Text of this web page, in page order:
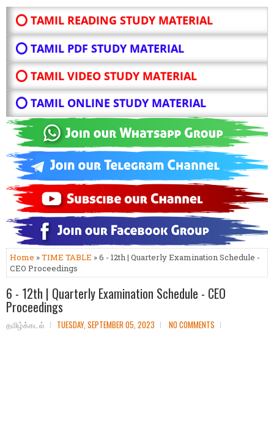
⭕ TAMIL READING STUDY MATERIAL
⭕ TAMIL PDF STUDY MATERIAL
⭕ TAMIL VIDEO STUDY MATERIAL
⭕ TAMIL ONLINE STUDY MATERIAL
Home »TIME TABLE » 6 - 12th | Quarterly Examination Schedule -
CEO Proceedings
6 - 12th | Quarterly Examination Schedule - CEO
Proceedings
தமிழ்க்கடல் TUESDAY, SEPTEMBER 05, 2023 NO COMMENTS